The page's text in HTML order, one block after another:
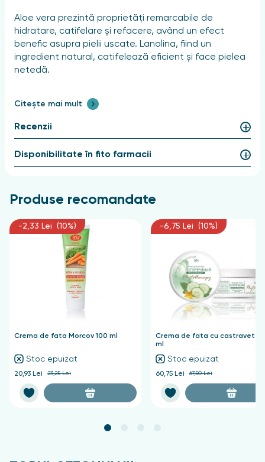
Aloe vera prezintă proprietăți remarcabile de
hidratare, catifelare și refacere, având un efect
benefic asupra pielii uscate. Lanolina, fiind un
ingredient natural, catifelează eficient și face pielea
netedă.
Citește mai mult
Recenzii
Disponibilitate în fito farmacii
Produse recomandate
-2,33 Lei (10%)
Crema de fata Morcov 100 ml
Stoc epuizat
20,93 Lei 23,25 Lei
-6,75 Lei (10%)
Crema de fata cu castravete
ml
Stoc epuizat
60,75 Lei 67,50 Lei